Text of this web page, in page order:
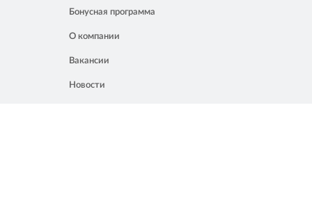
Бонусная программа
О компании
Вакансии
Новости